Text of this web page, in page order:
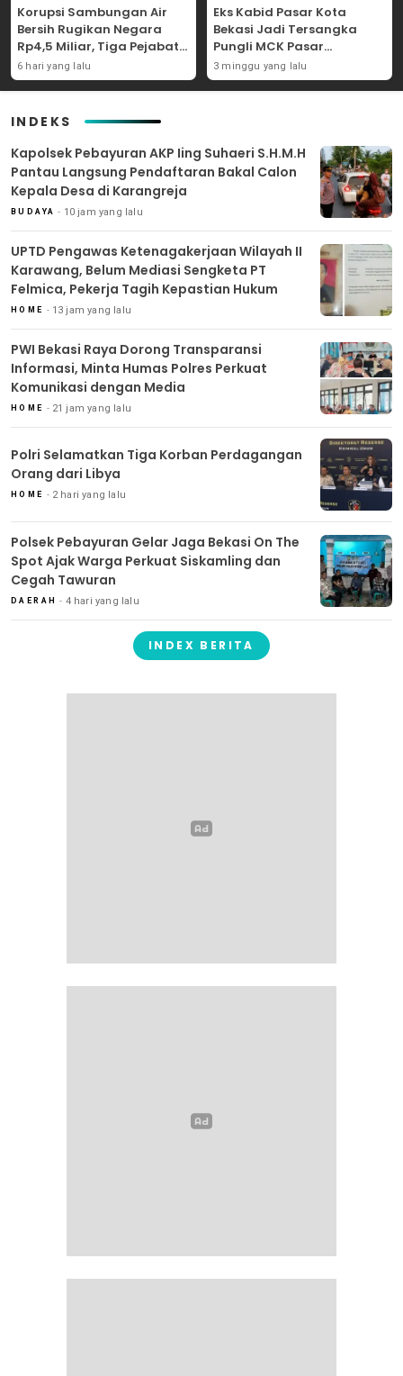
Korupsi Sambungan Air
Bersih Rugikan Negara
Rp4,5 Miliar, Tiga Pejabat
Perumda Dijerat
6 hari yang lalu
Eks Kabid Pasar Kota
Bekasi Jadi Tersangka
Pungli MCK Pasar
Bantargebang
3 minggu yang lalu
INDEKS
Kapolsek Pebayuran AKP Iing Suhaeri S.H.M.H
Pantau Langsung Pendaftaran Bakal Calon
Kepala Desa di Karangreja
BUDAYA 10 jam yang lalu
UPTD Pengawas Ketenagakerjaan Wilayah II
Karawang, Belum Mediasi Sengketa PT
Felmica, Pekerja Tagih Kepastian Hukum
HOME 13 jam yang lalu
PWI Bekasi Raya Dorong Transparansi
Informasi, Minta Humas Polres Perkuat
Komunikasi dengan Media
HOME 21 jam yang lalu
Polri Selamatkan Tiga Korban Perdagangan
Orang dari Libya
HOME 2 hari yang lalu
Polsek Pebayuran Gelar Jaga Bekasi On The
Spot Ajak Warga Perkuat Siskamling dan
Cegah Tawuran
DAERAH 4 hari yang lalu
INDEX BERITA